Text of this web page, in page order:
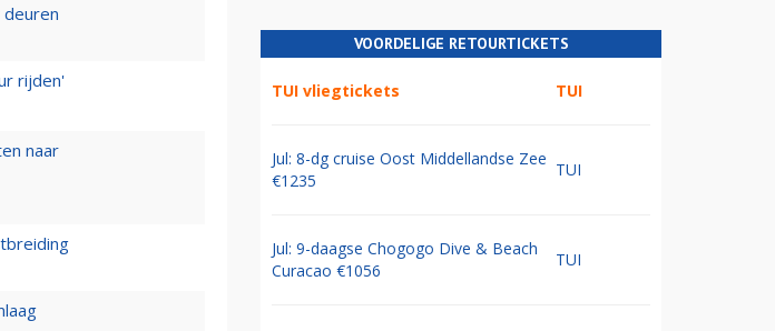
deuren
rijden'
naar
VOORDELIGE RETOURTICKETS
TUI vliegtickets TUI
Jul: 8-dg cruise Oost Middellandse Zee
€1235
TUI
Jul: 9-daagse Chogogo Dive & Beach
Curacao €1056
TUI